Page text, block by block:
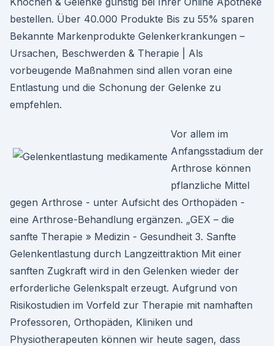
bestellen. Über 40.000 Produkte Bis zu 55% sparen
Bekannte Markenprodukte Gelenkerkrankungen –
Ursachen, Beschwerden & Therapie | Als
vorbeugende Maßnahmen sind allen voran eine
Entlastung und die Schonung der Gelenke zu
empfehlen.
Vor allem im
Anfangsstadium der
Arthrose können
pflanzliche Mittel
gegen Arthrose - unter Aufsicht des Orthopäden -
eine Arthrose-Behandlung ergänzen. „GEX – die
sanfte Therapie » Medizin - Gesundheit 3. Sanfte
Gelenkentlastung durch Langzeittraktion Mit einer
sanften Zugkraft wird in den Gelenken wieder der
erforderliche Gelenkspalt erzeugt. Aufgrund von
Risikostudien im Vorfeld zur Therapie mit namhaften
Professoren, Orthopäden, Kliniken und
Physiotherapeuten können wir heute sagen, dass